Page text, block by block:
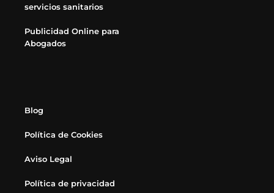
servicios sanitarios
Publicidad Online para
Abogados
Blog
Política de Cookies
Aviso Legal
Política de privacidad